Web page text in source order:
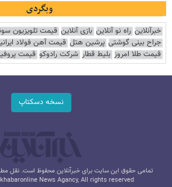
وبگردی
خبرآنلاین راه نو آنلاین بازی آنلاین قیمت تلویزیون
جراح بینی گوشتی پرشین هتل قیمت آهن فولاد
قیمت طلا امروز بلیط قطار شرکت رادوکو قیمت
نسخه دسکتاپ
تمامی حقوق این سایت برای خبرآنلاین محفوظ است. نقل
News Agancy, All rights reserved